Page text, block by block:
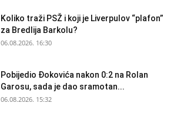
Koliko traži PSŽ i koji je Liverpulov “plafon”
za Bredlija Barkolu?
06.08.2026. 16:30
Pobijedio Đokovića nakon 0:2 na Rolan
Garosu, sada je dao sramotan...
06.08.2026. 15:32